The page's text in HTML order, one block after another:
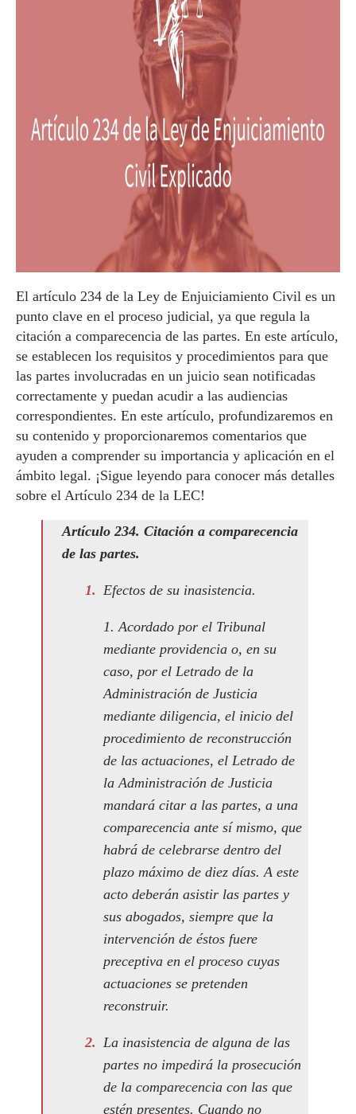
El artículo 234 de la Ley de Enjuiciamiento Civil es un
punto clave en el proceso judicial, ya que regula la
citación a comparecencia de las partes. En este artículo,
se establecen los requisitos y procedimientos para que
las partes involucradas en un juicio sean notificadas
correctamente y puedan acudir a las audiencias
correspondientes. En este artículo, profundizaremos en
su contenido y proporcionaremos comentarios que
ayuden a comprender su importancia y aplicación en el
ámbito legal. ¡Sigue leyendo para conocer más detalles
sobre el Artículo 234 de la LEC!
Artículo 234. Citación a comparecencia
de las partes.
Efectos de su inasistencia.
1. Acordado por el Tribunal
mediante providencia o, en su
caso, por el Letrado de la
Administración de Justicia
mediante diligencia, el inicio del
procedimiento de reconstrucción
de las actuaciones, el Letrado de
la Administración de Justicia
mandará citar a las partes, a una
comparecencia ante sí mismo, que
habrá de celebrarse dentro del
plazo máximo de diez días. A este
acto deberán asistir las partes y
sus abogados, siempre que la
intervención de éstos fuere
preceptiva en el proceso cuyas
actuaciones se pretenden
reconstruir.
La inasistencia de alguna de las
partes no impedirá la prosecución
de la comparecencia con las que
estén presentes. Cuando no